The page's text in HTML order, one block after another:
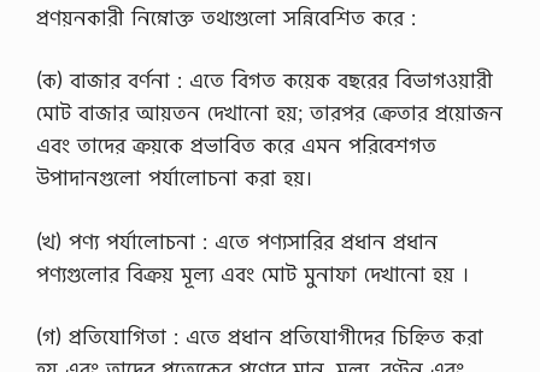
2
2
বি
ত্র
এ
প্রণয়নকারী নিম্নোক্ত তথ্যগুলো সন্নিবেশিত করে :
(ক) বাজার বর্ণনা : এতে বিগত কয়েক বছরের বিভাগওয়ারী
মোট বাজার আয়তন দেখানো হয়; তারপর ক্রেতার প্রয়োজন
এবং তাদের ক্রয়কে প্রভাবিত করে এমন পরিবেশগত
উপাদানগুলো পর্যালোচনা করা হয়।
(খ) পণ্য পর্যালোচনা : এতে পণ্যসারির প্রধান প্রধান
পণ্যগুলোর বিক্রয় মূল্য এবং মোট মুনাফা দেখানো হয় ।
(গ) প্রতিযোগিতা : এতে প্রধান প্রতিযোগীদের চিহ্নিত করা